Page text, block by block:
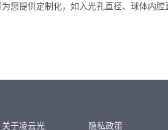
您提供定制化，如入光孔直径、球体内
关于凌云光 隐私政策